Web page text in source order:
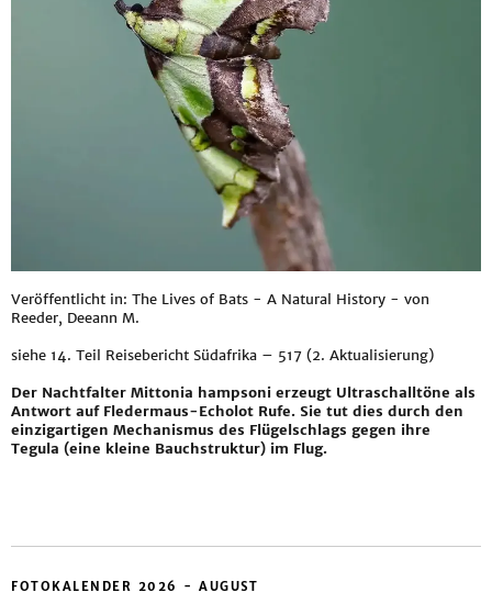
Veröffentlicht in: The Lives of Bats - A Natural History - von
Reeder, Deeann M.
siehe 14. Teil Reisebericht Südafrika – 517 (2. Aktualisierung)
Der Nachtfalter Mittonia hampsoni erzeugt Ultraschalltöne als
Antwort auf Fledermaus-Echolot Rufe. Sie tut dies durch den
einzigartigen Mechanismus des Flügelschlags gegen ihre
Tegula (eine kleine Bauchstruktur) im Flug.
FOTOKALENDER 2026 - AUGUST